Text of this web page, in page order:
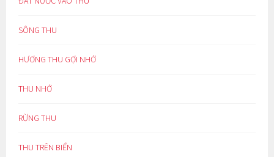
SÔNG THU
HƯƠNG THU GỢI NHỚ
THU NHỚ
RỪNG THU
THU TRÊN BIỂN